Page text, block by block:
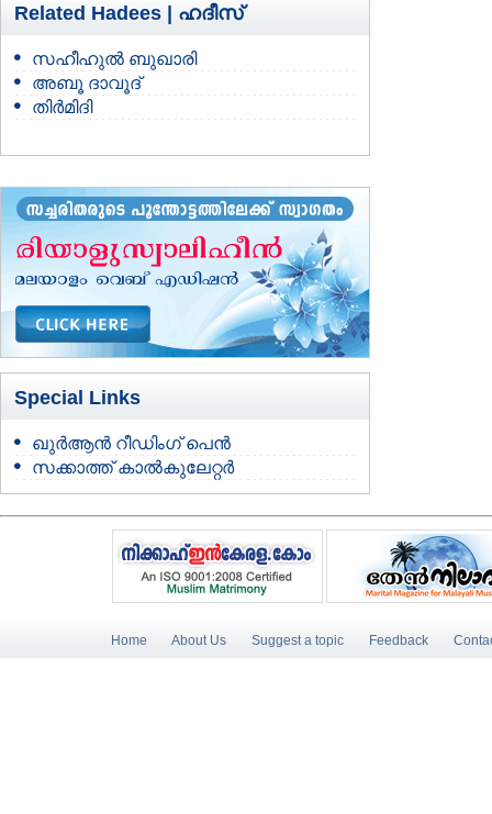
Related Hadees | ഹദീസ്
സഹീഹുല്‍ ബുഖാരി
അബൂ ദാവൂദ്
തിര്‍മിദി
Special Links
ഖുർആൻ റീഡിംഗ് പെൻ
സക്കാത്ത് കാൽകുലേറ്റർ
Home About Us Suggest a topic Feedback